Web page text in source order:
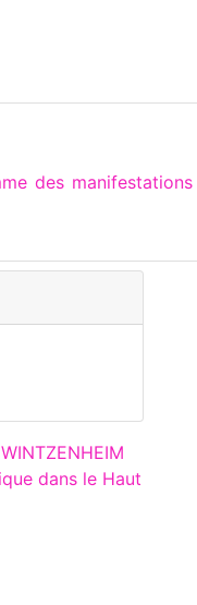
des
dans le Haut